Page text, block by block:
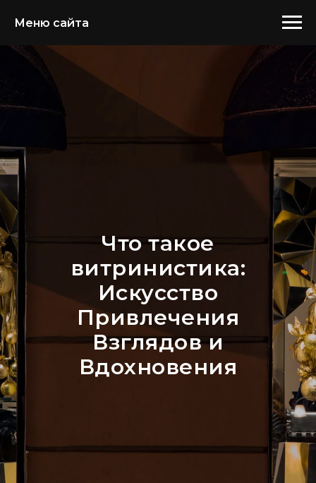
Меню сайта
Что такое
витринистика:
Искусство
Привлечения
Взглядов и
Вдохновения